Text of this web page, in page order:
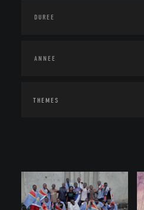
THEMES